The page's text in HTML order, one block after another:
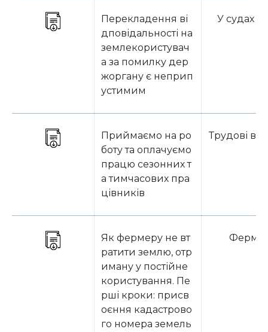
Перекладення ві
дповідальності на
землекористувач
а за помилку дер
жоргану є неприп
устимим
У судах
Приймаємо на ро
боту та оплачуємо
працю сезонних т
а тимчасових пра
цівників
Трудові
Як фермеру не вт
ратити землю, отр
иману у постійне
користування. Пе
рші кроки: присв
оєння кадастрово
го номера земель